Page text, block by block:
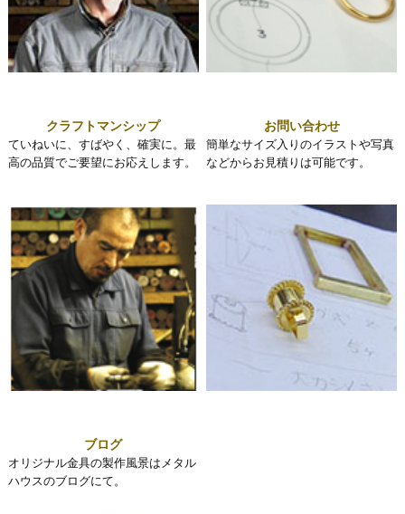
クラフトマンシップ
ていねいに、すばやく、確実に。最
高の品質でご要望にお応えします。
お問い合わせ
簡単なサイズ入りのイラストや写真
などからお見積りは可能です。
ブログ
オリジナル金具の製作風景はメタル
ハウスのブログにて。